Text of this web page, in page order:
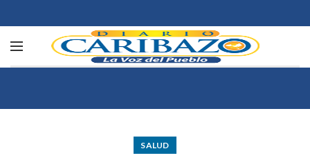
SALUD